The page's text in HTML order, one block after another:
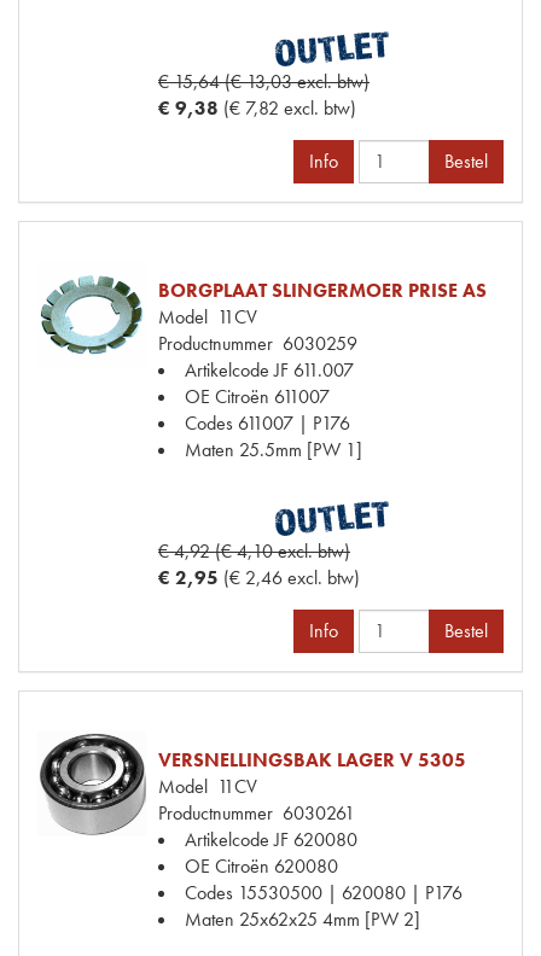
€ 15,64 (€ 13,03 excl. btw)
€ 9,38 (€ 7,82 excl. btw)
Info Bestel
BORGPLAAT SLINGERMOER PRISE AS
Model 11CV
Productnummer 6030259
Artikelcode JF 611.007
OE Citroën 611007
Codes 611007 | P176
Maten 25.5mm [PW 1]
€ 4,92 (€ 4,10 excl. btw)
€ 2,95 (€ 2,46 excl. btw)
Info Bestel
VERSNELLINGSBAK LAGER V 5305
Model 11CV
Productnummer 6030261
Artikelcode JF 620080
OE Citroën 620080
Codes 15530500 | 620080 | P176
Maten 25x62x25 4mm [PW 2]